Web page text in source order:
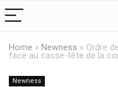
Home » Newness » Ordre
face au casse-tête de la
Newness